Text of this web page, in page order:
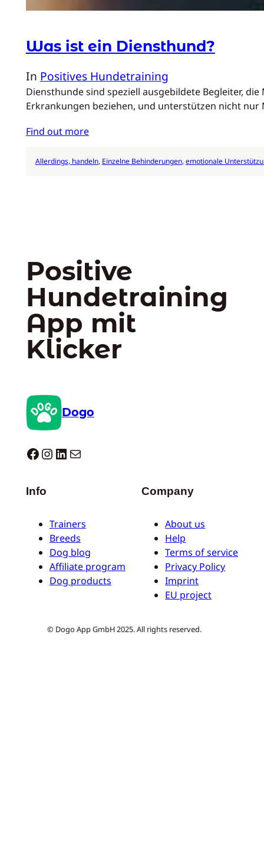
Was ist ein Diensthund?
In Positives Hundetraining
Diensthunde sind speziell ausgebildete Begleiter,
Erkrankungen beziehen, und unterstützen nicht
Find out more
Allerdings, handeln, Einzelne Behinderungen, emotionale
Positive
Hundetraining
App mit
Klicker
Dogo
Dogo facebook InstagramLinkedIn E-Mail
Info
Trainers
Breeds
Dog blog
Affiliate program
Dog products
Company
About us
Help
Terms of service
Privacy Policy
Imprint
EU project
© Dogo App GmbH 2025. All rights reserved.